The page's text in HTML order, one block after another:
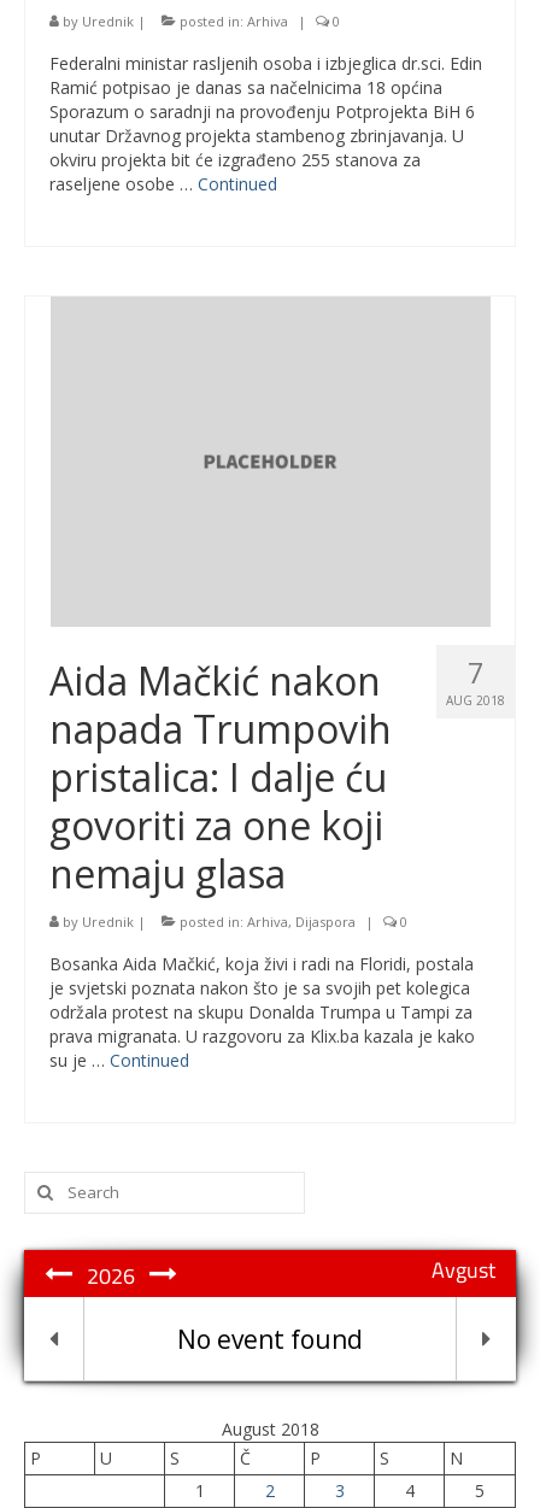
by Urednik | posted in: Arhiva | 0
Federalni ministar rasljenih osoba i izbjeglica dr.sci. Edin
Ramić potpisao je danas sa načelnicima 18 općina
Sporazum o saradnji na provođenju Potprojekta BiH 6
unutar Državnog projekta stambenog zbrinjavanja. U
okviru projekta bit će izgrađeno 255 stanova za
raseljene osobe … Continued
7
AUG 2018
Aida Mačkić nakon
napada Trumpovih
pristalica: I dalje ću
govoriti za one koji
nemaju glasa
by Urednik | posted in: Arhiva, Dijaspora | 0
Bosanka Aida Mačkić, koja živi i radi na Floridi, postala
je svjetski poznata nakon što je sa svojih pet kolegica
održala protest na skupu Donalda Trumpa u Tampi za
prava migranata. U razgovoru za Klix.ba kazala je kako
su je … Continued
Search
for:
Avgust
2026
No event found
August 2018
P
U S Č P S
N
1
2 3 4
5